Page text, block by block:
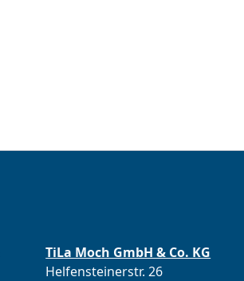
TiLa Moch GmbH & Co. KG
Helfensteinerstr. 26